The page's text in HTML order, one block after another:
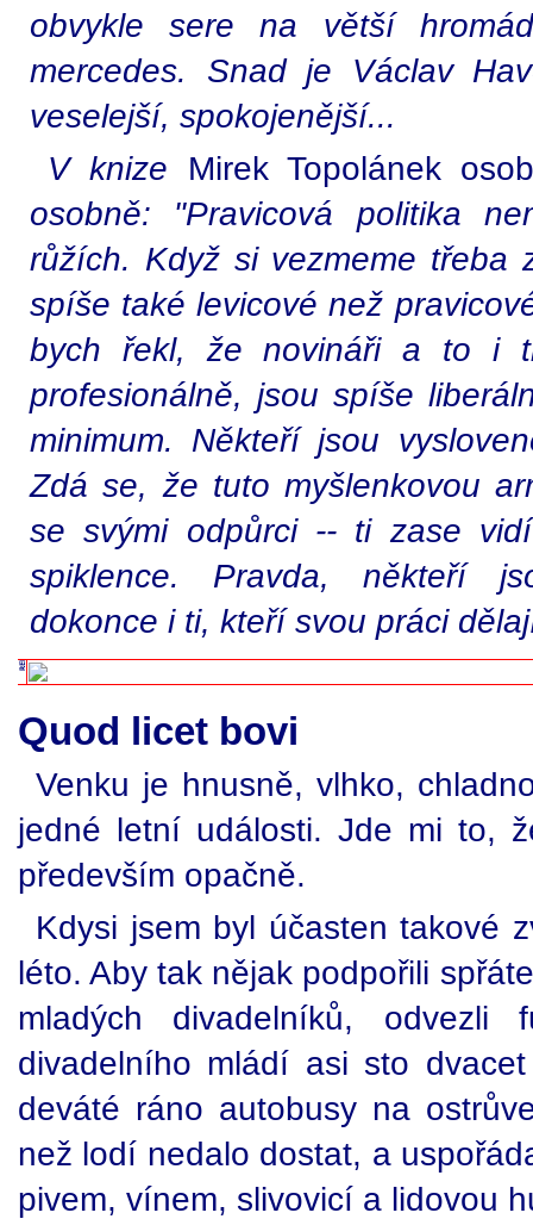
obvykle sere na větší
mercedes. Snad je Václav
veselejší, spokojenější...
V knize Mirek Topolánek
osobně: "Pravicová politika
růžích. Když si vezmeme třeba
spíše také levicové než
bych řekl, že novináři a to i
profesionálně, jsou spíše
minimum. Někteří jsou
Zdá se, že tuto myšlenkovou
se svými odpůrci -- ti zase
spiklence. Pravda, někteří
dokonce i ti, kteří svou práci
Quod licet bovi
Venku je hnusně, vlhko,
jedné letní události. Jde mi to,
především opačně.
Kdysi jsem byl účasten takové
léto. Aby tak nějak podpořili
mladých divadelníků, odvezli
divadelního mládí asi sto
deváté ráno autobusy na
než lodí nedalo dostat, a
pivem, vínem, slivovicí a lidovou